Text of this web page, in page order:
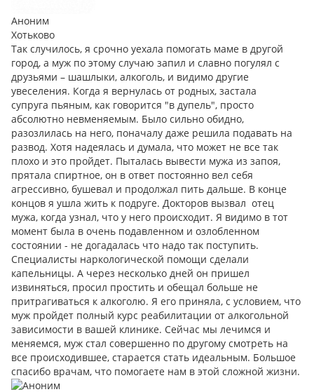
Аноним
Хотьково
Так случилось, я срочно уехала помогать маме в другой
город, а муж по этому случаю запил и славно погулял с
друзьями – шашлыки, алкоголь, и видимо другие
увеселения. Когда я вернулась от родных, застала
супруга пьяным, как говорится "в дупель", просто
абсолютно невменяемым. Было сильно обидно,
разозлилась на него, поначалу даже решила подавать на
развод. Хотя надеялась и думала, что может не все так
плохо и это пройдет. Пыталась вывести мужа из запоя,
прятала спиртное, он в ответ постоянно вел себя
агрессивно, бушевал и продолжал пить дальше. В конце
концов я ушла жить к подруге. Докторов вызвал отец
мужа, когда узнал, что у него происходит. Я видимо в тот
момент была в очень подавленном и озлобленном
состоянии - не догадалась что надо так поступить.
Специалисты наркологической помощи сделали
капельницы. А через несколько дней он пришел
извиняться, просил простить и обещал больше не
притрагиваться к алкоголю. Я его приняла, с условием, что
муж пройдет полный курс реабилитации от алкогольной
зависимости в вашей клинике. Сейчас мы лечимся и
меняемся, муж стал совершенно по другому смотреть на
все происходившее, старается стать идеальным. Большое
спасибо врачам, что помогаете нам в этой сложной жизни.